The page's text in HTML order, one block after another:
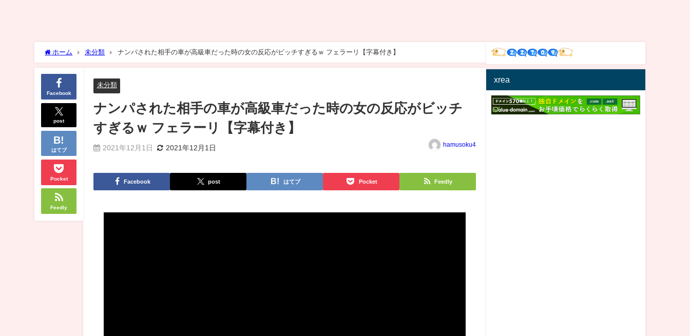
ホーム 未分類 ナンパされた相手の車が高級車だった時の女の反応がビッチすぎるｗ フェラーリ【字幕付き】
Facebook
post
はてブ
Pocket
Feedly
未分類
ナンパされた相手の車が高級車だった時の女の反応がビッチ
すぎるｗ フェラーリ【字幕付き】
2021年12月1日 2021年12月1日 hamusoku4
Facebook post はてブ Pocket Feedly
xrea